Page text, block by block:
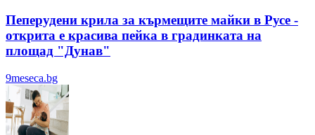
Пеперудени крила за кърмещите майки в Русе -
открита е красива пейка в градинката на
площад "Дунав"
9meseca.bg